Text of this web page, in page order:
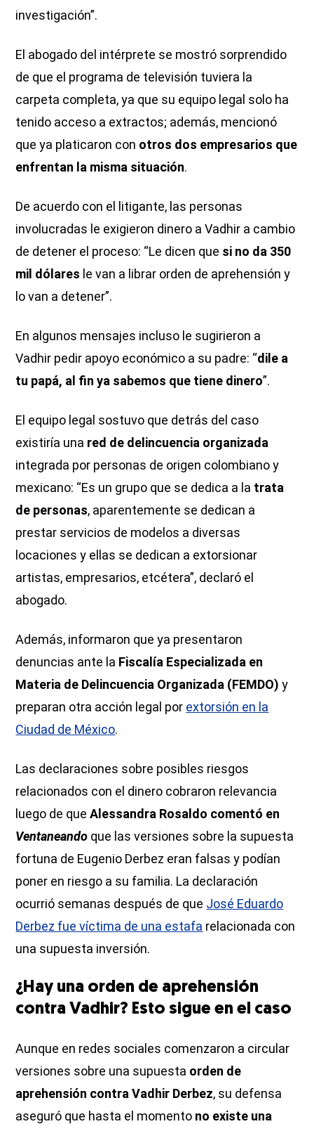
investigación”.
El abogado del intérprete se mostró sorprendido
de que el programa de televisión tuviera la
carpeta completa, ya que su equipo legal solo ha
tenido acceso a extractos; además, mencionó
que ya platicaron con otros dos empresarios que
enfrentan la misma situación.
De acuerdo con el litigante, las personas
involucradas le exigieron dinero a Vadhir a cambio
de detener el proceso: “Le dicen que si no da 350
mil dólares le van a librar orden de aprehensión y
lo van a detener”.
En algunos mensajes incluso le sugirieron a
Vadhir pedir apoyo económico a su padre: “dile a
tu papá, al fin ya sabemos que tiene dinero”.
El equipo legal sostuvo que detrás del caso
existiría una red de delincuencia organizada
integrada por personas de origen colombiano y
mexicano: “Es un grupo que se dedica a la trata
de personas, aparentemente se dedican a
prestar servicios de modelos a diversas
locaciones y ellas se dedican a extorsionar
artistas, empresarios, etcétera”, declaró el
abogado.
Además, informaron que ya presentaron
denuncias ante la Fiscalía Especializada en
Materia de Delincuencia Organizada (FEMDO)y
preparan otra acción legal por extorsión en la
Ciudad de México.
Las declaraciones sobre posibles riesgos
relacionados con el dinero cobraron relevancia
luego de que Alessandra Rosaldo comentó en
Ventaneando que las versiones sobre la supuesta
fortuna de Eugenio Derbez eran falsas y podían
poner en riesgo a su familia. La declaración
ocurrió semanas después de que José Eduardo
Derbez fue víctima de una estafa relacionada con
una supuesta inversión.
¿Hay una orden de aprehensión
contra Vadhir? Esto sigue en el caso
Aunque en redes sociales comenzaron a circular
versiones sobre una supuesta orden de
aprehensión contra Vadhir Derbez, su defensa
aseguró que hasta el momento no existe una